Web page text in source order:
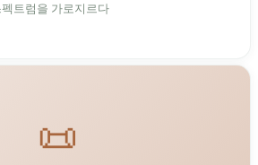
트럼을 가로지르다
📜